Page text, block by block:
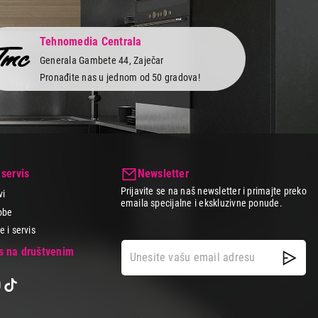
Tehnomedia Centrala
Generala Gambete 44, Zaječar
Pronađite nas u jednom od 50 gradova!
i servis
na društvenim
Newsletter
Prijavite se na naš newsletter i primajte preko
emaila specijalne i ekskluzivne ponude.